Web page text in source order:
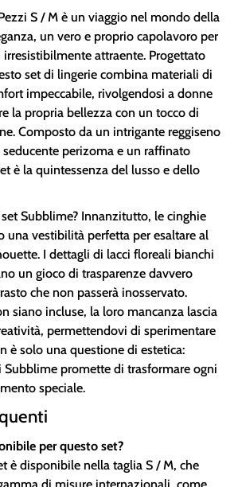
S / M è un viaggio nel mondo della
un vero e proprio capolavoro per
attraente. Progettato
set di lingerie combina materiali di
impeccabile, rivolgendosi a donne
la propria bellezza con un tocco di
Composto da un intrigante reggiseno
perizoma e un raffinato
è la quintessenza del lusso e dello
Subblime? Innanzitutto, le cinghie
una vestibilità perfetta per esaltare al
I dettagli di lacci floreali bianchi
un gioco di trasparenze davvero
che non passerà inosservato.
siano incluse, la loro mancanza lascia
permettendovi di sperimentare
è solo una questione di estetica:
Subblime promette di trasformare ogni
speciale.
per questo set?
è disponibile nella taglia S / M, che